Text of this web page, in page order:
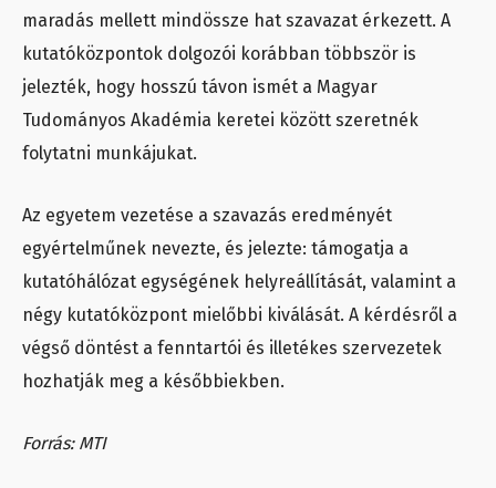
maradás mellett mindössze hat szavazat érkezett. A
kutatóközpontok dolgozói korábban többször is
jelezték, hogy hosszú távon ismét a Magyar
Tudományos Akadémia keretei között szeretnék
folytatni munkájukat.
Az egyetem vezetése a szavazás eredményét
egyértelműnek nevezte, és jelezte: támogatja a
kutatóhálózat egységének helyreállítását, valamint a
négy kutatóközpont mielőbbi kiválását. A kérdésről a
végső döntést a fenntartói és illetékes szervezetek
hozhatják meg a későbbiekben.
Forrás: MTI